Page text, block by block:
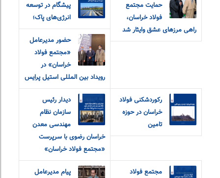
حمایت مجتمع
فولاد خراسان،
راهی مرزهای عشق و‌ایثار شد
پیشگام در توسعه
انرژی‌های پاک؛
حضور مدیرعامل
«مجتمع فولاد
خراسان» در
رویداد بین المللی استیل پرایس
رکوردشکنی فولاد
خراسان در حوزه
تامین
دیدار رئیس
سازمان نظام
مهندسی معدن
خراسان رضوی با سرپرست
«مجتمع فولاد خراسان»
مجتمع فولاد
پیام مدیرعامل